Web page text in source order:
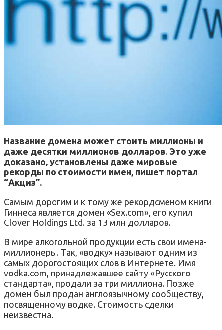
Название домена может стоить миллионы и
даже десятки миллионов долларов. Это уже
доказано, установлены даже мировые
рекорды по стоимости имен, пишет портал
“Акциз”.
Самым дорогим и к тому же рекордсменом книги
Гиннеса является домен «Sex.com», его купил
Clover Holdings Ltd. за 13 млн долларов.
В мире алкогольной продукции есть свои имена-
миллионеры. Так, «водку» называют одним из
самых дорогостоящих слов в Интернете. Имя
vodka.com, принадлежавшее сайту «Русского
стандарта», продали за три миллиона. Позже
домен был продан англоязычному сообществу,
посвященному водке. Стоимость сделки
неизвестна.